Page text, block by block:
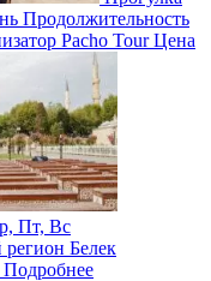
Продолжительность
Pacho TourЦена
Пт, Вс
Белек
Подробнее